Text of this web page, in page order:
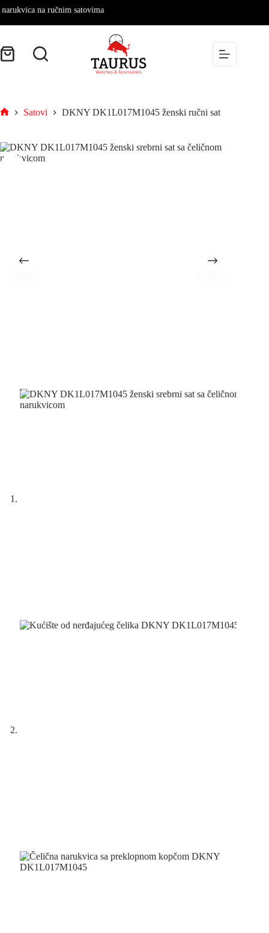
na ručnim satovima
Satovi DKNY DK1L017M1045 ženski ručni sat